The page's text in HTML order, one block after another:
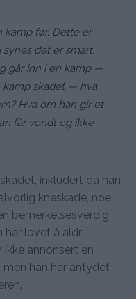
kamp før. Dette er
det er smart.
går inn i en kamp —
kamp skadet — hva
Hva om han gir et
får vondt og ikke
inkludert da han
kneskade, noe
bemerkelsesverdig
har lovet å aldri
ikke annonsert en
men han har antydet